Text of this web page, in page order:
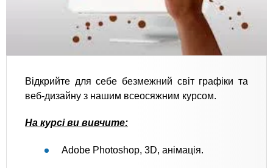
Відкрийте для себе безмежний світ графіки та
веб-дизайну з нашим всеосяжним курсом.
На курсі ви вивчите:
Adobe Photoshop, 3D, анімація.